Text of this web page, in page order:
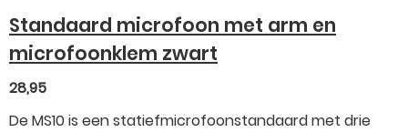
Standaard microfoon met arm en
microfoonklem zwart
28,95
De MS10 is een statiefmicrofoonstandaard met drie